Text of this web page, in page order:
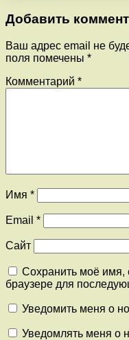
Добавить
Ваш адрес email не
поля помечены *
Комментарий *
Имя *
Email *
Сайт
Сохранить моё имя,
браузере для
Уведомить меня о
Уведомлять меня о